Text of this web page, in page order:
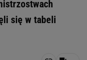
się w tabeli